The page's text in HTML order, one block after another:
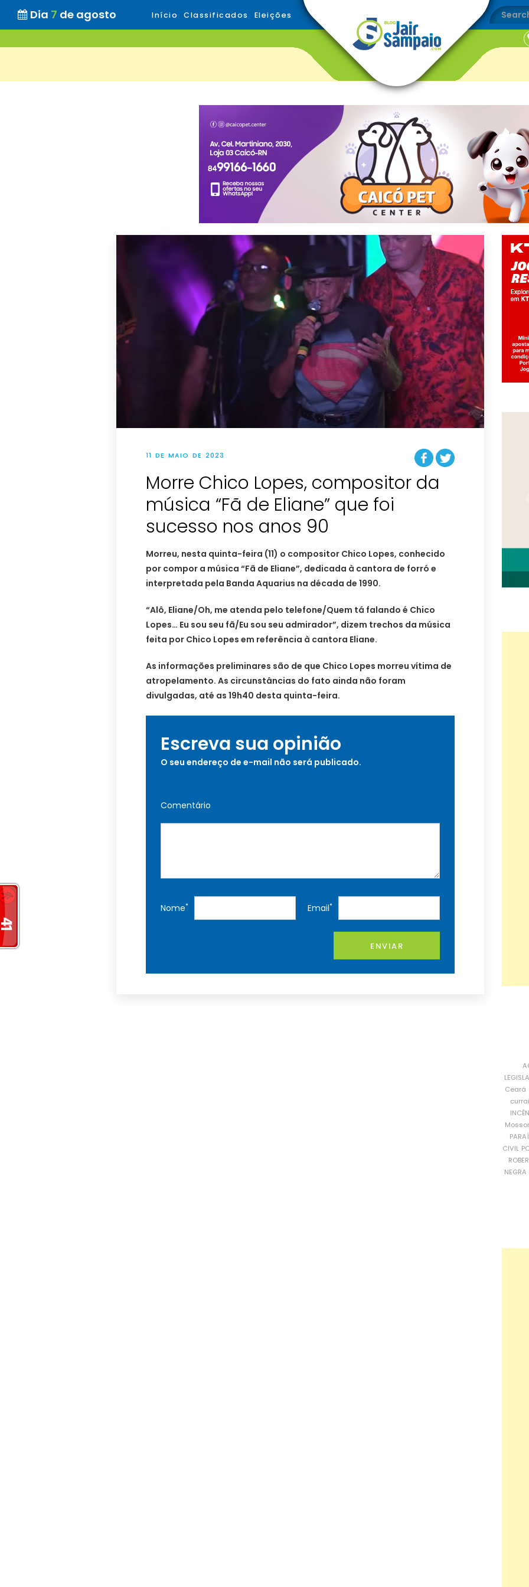
Dia 7 de agosto Início Classificados Eleições
11 DE MAIO DE 2023
Morre Chico Lopes, compositor da
música “Fã de Eliane” que foi
sucesso nos anos 90
Morreu, nesta quinta-feira (11) o compositor Chico Lopes, conhecido
por compor a música “Fã de Eliane”, dedicada à cantora de forró e
interpretada pela Banda Aquarius na década de 1990.
“Alô, Eliane/Oh, me atenda pelo telefone/Quem tá falando é Chico
Lopes… Eu sou seu fã/Eu sou seu admirador”, dizem trechos da música
feita por Chico Lopes em referência à cantora Eliane.
As informações preliminares são de que Chico Lopes morreu vítima de
atropelamento. As circunstâncias do fato ainda não foram
divulgadas, até as 19h40 desta quinta-feira.
Escreva sua opinião
O seu endereço de e-mail não será publicado.
Comentário
Nome* Email*
ENVIAR
Ceará
CIVIL
NEGRA